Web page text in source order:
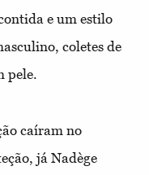
e um estilo
coletes de
pele.
caíram no
já Nadège